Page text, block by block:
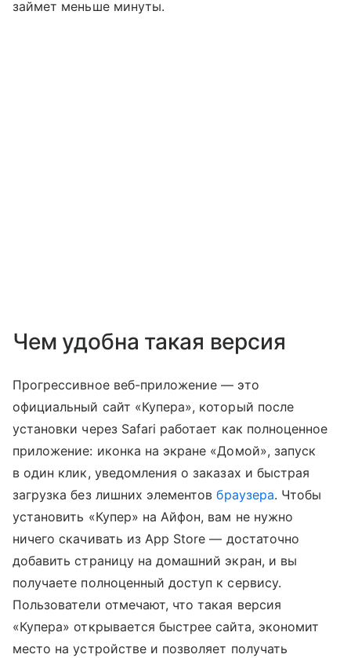
займет меньше минуты.
Чем удобна такая версия
Прогрессивное веб-приложение — это
официальный сайт «Купера», который после
установки через Safari работает как полноценное
приложение: иконка на экране «Домой», запуск
в один клик, уведомления о заказах и быстрая
загрузка без лишних элементовбраузера. Чтобы
установить «Купер» на Айфон, вам не нужно
ничего скачивать из App Store — достаточно
добавить страницу на домашний экран, и вы
получаете полноценный доступ к сервису.
Пользователи отмечают, что такая версия
«Купера» открывается быстрее сайта, экономит
место на устройстве и позволяет получать